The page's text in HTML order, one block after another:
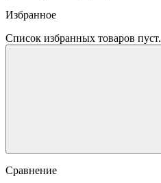
Избранное
Список избранных товаров пуст.
Сравнение